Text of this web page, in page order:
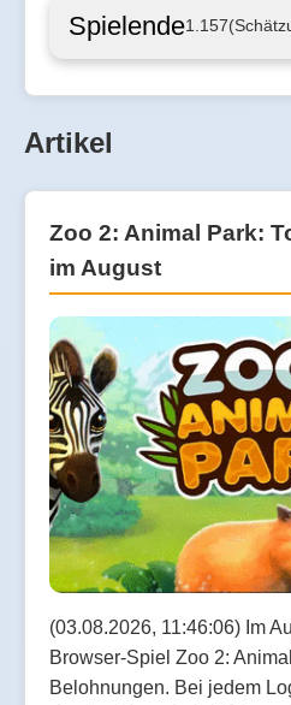
Spielende1.157
Artikel
Zoo 2: Animal Park:
im August
(03.08.2026, 11:46:06) Im
Browser-Spiel Zoo 2:
Belohnungen. Bei jedem